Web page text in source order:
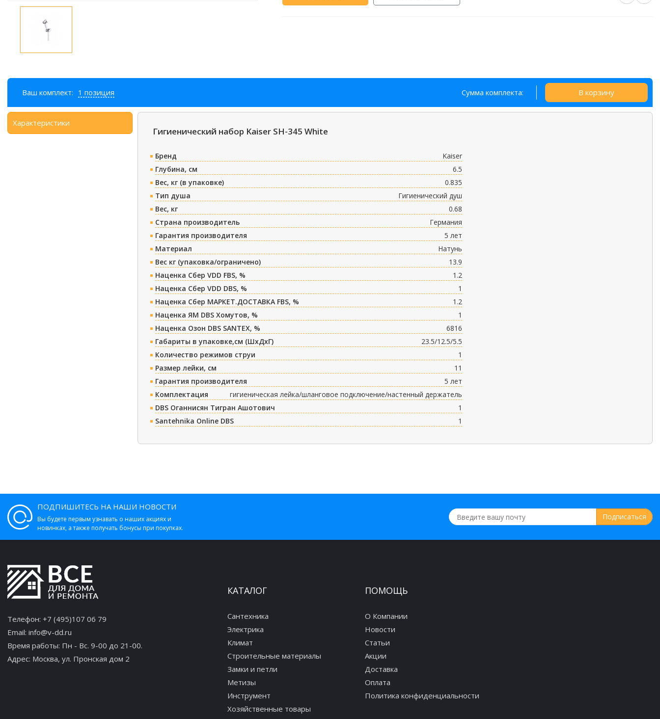
Ваш комплект: 1 позиция Сумма комплекта: В корзину
Характеристики
Гигиенический набор Kaiser SH-345 White
Бренд
Kaiser
Глубина, см
6.5
Вес, кг (в упаковке)
0.835
Тип душа
Гигиенический душ
Вес, кг
0.68
Страна производитель
Германия
Гарантия производителя
5 лет
Материал
Натунь
Вес кг (упаковка/ограничено)
13.9
Наценка Сбер VDD FBS, %
1.2
Наценка Сбер VDD DBS, %
1
Наценка Сбер МАРКЕТ.ДОСТАВКА FBS, %
1.2
Наценка ЯМ DBS Хомутов, %
1
Наценка Озон DBS SANTEX, %
6816
Габариты в упаковке,см (ШxДxГ)
23.5/12.5/5.5
Количество режимов струи
1
Размер лейки, см
11
Гарантия производителя
5 лет
Комплектация
гигиеническая лейка/шланговое подключение/настенный держатель
DBS Оганнисян Тигран Ашотович
1
Santehnika Online DBS
1
ПОДПИШИТЕСЬ НА НАШИ НОВОСТИ
Вы будете первым узнавать о наших акциях и
новинках, а также получать бонусы при покупках.
Телефон: +7 (495)107 06 79
Email: info@v-dd.ru
Время работы: Пн - Вс. 9-00 до 21-00.
Адрес: Москва, ул. Пронская дом 2
КАТАЛОГ
Сантехника
Электрика
Климат
Строительные материалы
Замки и петли
Метизы
Инструмент
Хозяйственные товары
ПОМОЩЬ
О Компании
Новости
Статьи
Акции
Доставка
Оплата
Политика конфиденциальности